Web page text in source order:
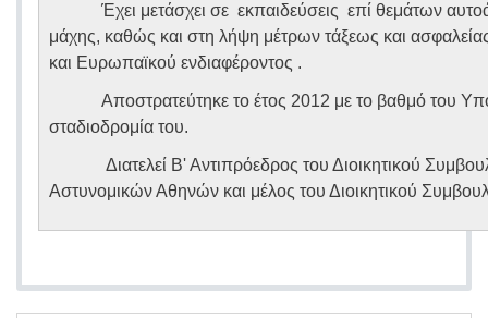
Έχει μετάσχει σε εκπαιδεύσεις επί θεμάτων
μάχης, καθώς και στη λήψη μέτρων τάξεως και
και Ευρωπαϊκού ενδιαφέροντος .
Αποστρατεύτηκε το έτος 2012 με το βαθμό του
σταδιοδρομία του.
Διατελεί Β' Αντιπρόεδρος του Διοικητικού
Αστυνομικών Αθηνών και μέλος του Διοικητικού